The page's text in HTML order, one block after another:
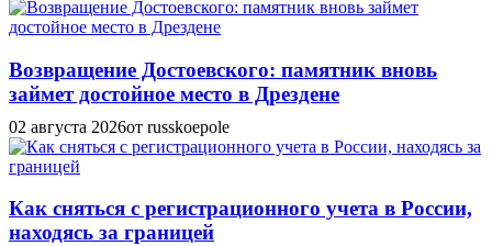
Возвращение Достоевского: памятник вновь
займет достойное место в Дрездене
02 августа 2026от russkoepole
Как сняться с регистрационного учета в России,
находясь за границей